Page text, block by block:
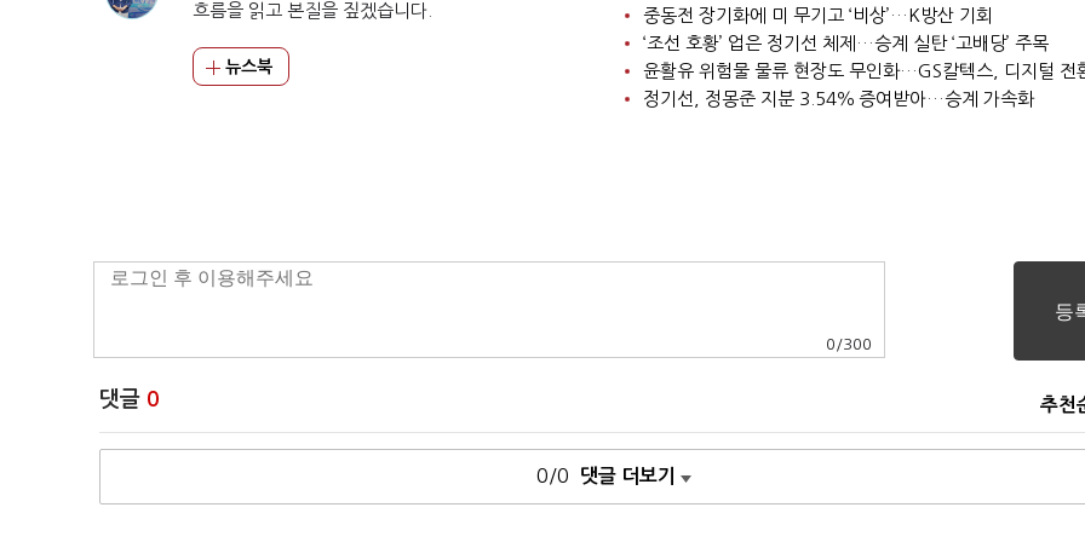
흐름을 읽고 본질을 짚겠습니다.
뉴스북
중동전 장기화에 미 무기고 ‘비상’…K방산 기회
‘조선 호황’ 업은 정기선 체제…승계 실탄 ‘고배당’ 주목
윤활유 위험물 물류 현장도 무인화…GS칼텍스, 디지털 전
정기선, 정몽준 지분 3.54％ 증여받아…승계 가속화
0 /300
댓글 0 추천
0/0 댓글 더보기